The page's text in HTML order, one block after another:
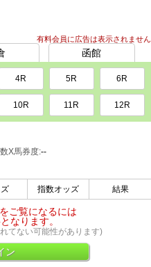
有料会員に広告は表示されません
函館
4R 5R 6R
10R 11R 12R
X馬券度:--
指数オッズ 結果
ご覧になるには
なります。
てない可能性があります)
ン